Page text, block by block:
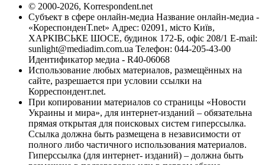
© 2000-2026, Korrespondent.net
Субъект в сфере онлайн-медиа Название онлайн-медиа -
«КореспонденТ.net» Адрес: 02091, місто Київ,
ХАРКІВСЬКЕ ШОСЕ, будинок 172-Б, офіс 208/1 E-mail:
sunlight@mediadim.com.ua Телефон: 044-205-43-00
Идентификатор медиа - R40-06068
Использование любых материалов, размещённых на
сайте, разрешается при условии ссылки на
Корреспондент.net.
При копировании материалов со страницы «Новости
Украины и мира», для интернет-изданий – обязательна
прямая открытая для поисковых систем гиперссылка.
Ссылка должна быть размещена в независимости от
полного либо частичного использования материалов.
Гиперссылка (для интернет- изданий) – должна быть